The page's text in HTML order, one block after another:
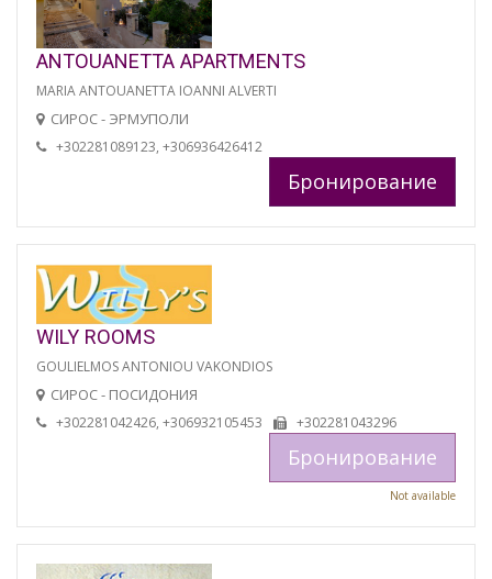
ANTOUANETTA APARTMENTS
MARIA ANTOUANETTA IOANNI ALVERTI
СИРОС - ЭРМУПОЛИ
+302281089123, +306936426412
Бронирование
WILY ROOMS
GOULIELMOS ANTONIOU VAKONDIOS
СИРОС - ПОСИДОНИЯ
+302281042426, +306932105453 +302281043296
Бронирование
Not available